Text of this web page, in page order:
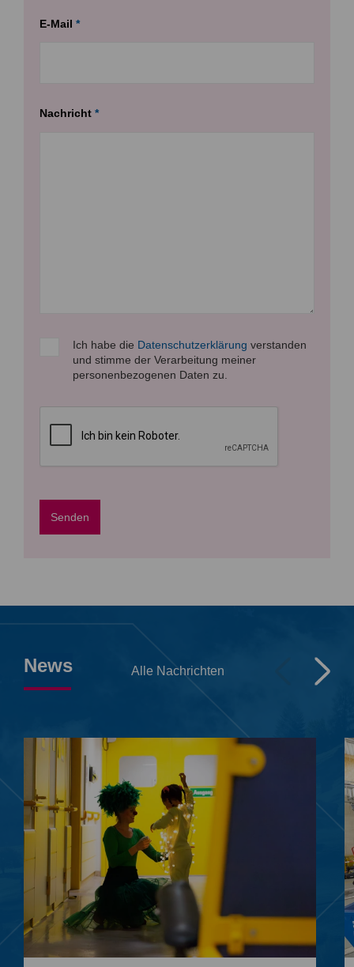
E-Mail *
Nachricht *
Ich habe die Datenschutzerklärung verstanden
und stimme der Verarbeitung meiner
personenbezogenen Daten zu.
Senden
News Alle Nachrichten